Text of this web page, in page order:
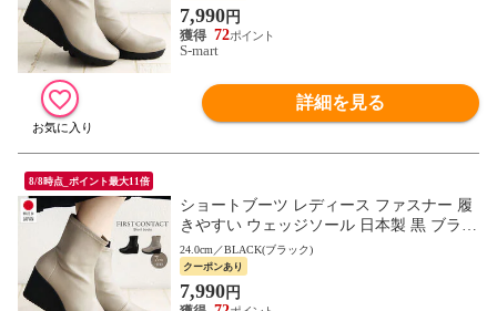
7,990円
72
S-mart
詳細を見る
8/8時点_ポイント最大11倍
ショートブーツ レディース ファスナー 履
きやすい ウェッジソール 日本製 黒 ブラッ
ク FIRST CONTACT ファーストコンタクト
69600
24.0cm／BLACK(ブラック)
クーポンあり
7,990円